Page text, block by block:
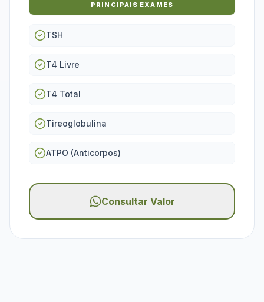
PRINCIPAIS EXAMES
TSH
T4 Livre
T4 Total
Tireoglobulina
ATPO (Anticorpos)
Consultar Valor